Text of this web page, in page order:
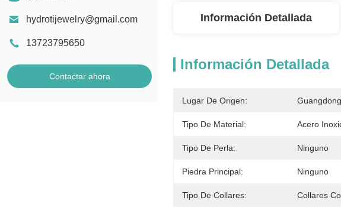
hydrotijewelry@gmail.com
13723795650
Contactar ahora
Información Detallada
Información Detallada
Lugar De Origen:
Tipo De Material: Acero
Tipo De Perla: Ninguno
Piedra Principal: Ninguno
Tipo De Collares: Collares